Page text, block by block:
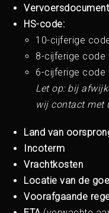
HS-code:
10-cijferige
8-cijferige code
6-cijferige code
Let op: bij
wij contact met
Land van
Incoterm
Vrachtkosten
Locatie van de
Voorafgaande